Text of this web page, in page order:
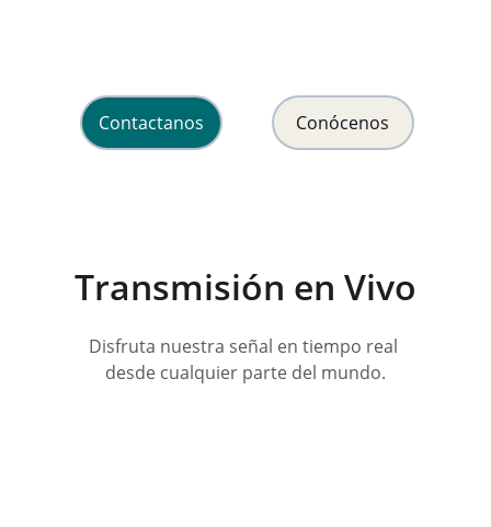
Contactanos Conócenos
Transmisión en Vivo
Disfruta nuestra señal en tiempo real
desde cualquier parte del mundo.